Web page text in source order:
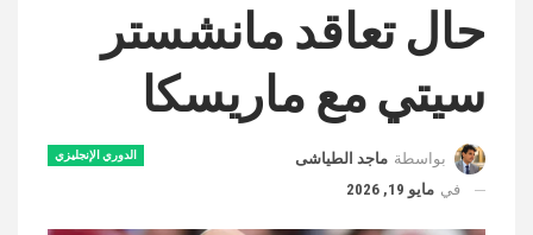
حال تعاقد مانشستر
سيتي مع ماريسكا
الدوري الإنجليزي بواسطة ماجد الطياشى
في مايو 19, 2026